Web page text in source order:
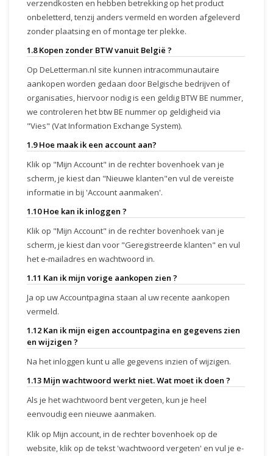
verzendkosten en hebben betrekking op het product
onbeletterd, tenzij anders vermeld en worden afgeleverd
zonder plaatsing en of montage ter plekke.
1.8 Kopen zonder BTW vanuit België ?
Op DeLetterman.nl site kunnen intracommunautaire
aankopen worden gedaan door Belgische bedrijven of
organisaties, hiervoor nodig is een geldig BTW BE nummer,
we controleren het btw BE nummer op geldigheid via
"Vies" (Vat Information Exchange System).
1.9 Hoe maak ik een account aan?
Klik op "Mijn Account" in de rechter bovenhoek van je
scherm, je kiest dan "Nieuwe klanten"en vul de vereiste
informatie in bij 'Account aanmaken'.
1.10 Hoe kan ik inloggen ?
Klik op "Mijn Account" in de rechter bovenhoek van je
scherm, je kiest dan voor "Geregistreerde klanten" en vul
het e-mailadres en wachtwoord in.
1.11 Kan ik mijn vorige aankopen zien ?
Ja op uw Accountpagina staan al uw recente aankopen
vermeld.
1.12 Kan ik mijn eigen accountpagina en gegevens zien
en wijzigen ?
Na het inloggen kunt u alle gegevens inzien of wijzigen.
1.13 Mijn wachtwoord werkt niet. Wat moet ik doen ?
Als je het wachtwoord bent vergeten, kun je heel
eenvoudig een nieuwe aanmaken.
Klik op Mijn account, in de rechter bovenhoek op de
website, klik op de tekst 'wachtwoord vergeten' en vul je e-